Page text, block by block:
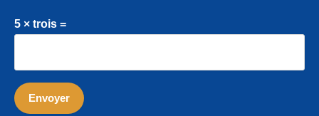
5 × trois =